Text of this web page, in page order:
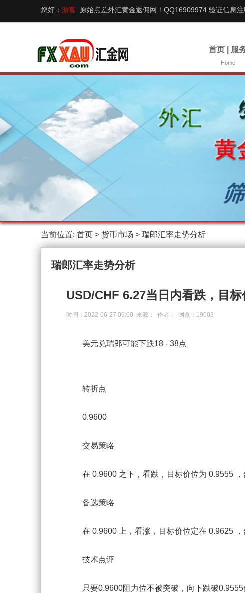
您好： 游客 原始点差外汇黄金返佣网！QQ16909974 验证信息
首页 | 服
Home
当前位置: 首页 > 货币市场 > 瑞郎汇率走势分析
瑞郎汇率走势分析
USD/CHF 6.27当日内看跌，目
时间：2022-06-27 09:00 来源： 作者： 浏览：19003
美元兑瑞郎可能下跌18 - 38点
转折点
0.9600
交易策略
在 0.9600 之下，看跌，目标价位为 0.9555 ，
备选策略
在 0.9600 上，看涨，目标价位定在 0.9625 ，
技术点评
只要0.9600阻力位不被突破，向下跌破0.9555